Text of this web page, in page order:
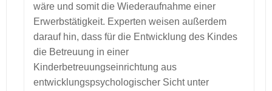
wäre und somit die Wiederaufnahme einer
Erwerbstätigkeit. Experten weisen außerdem
darauf hin, dass für die Entwicklung des Kindes
die Betreuung in einer
Kinderbetreuungseinrichtung aus
entwicklungspsychologischer Sicht unter